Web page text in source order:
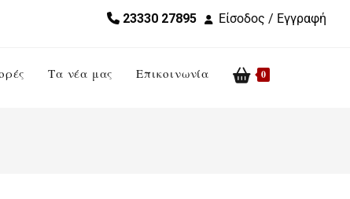
23330 27895 Είσοδος / Εγγραφή
Τα νέα μας Επικοινωνία 0